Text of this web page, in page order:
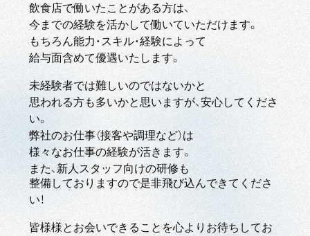
飲食店で働いたことがある方は、
今までの経験を活かして働いていただけます。
もちろん能力・スキル・経験によって
給与面含めて優遇いたします。
未経験者では難しいのではないかと
思われる方も多いかと思いますが、安心してくださ
い。
弊社のお仕事（接客や調理など）は
様々なお仕事の経験が活きます。
また、新人スタッフ向けの研修も
整備しておりますので是非飛び込んできてくださ
い！
皆様様とお会いできることを心よりお待ちしてお